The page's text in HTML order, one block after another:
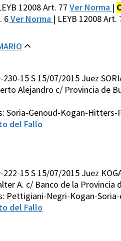
12008 Art. 77 Ver Norma |
6Ver Norma | LEYB 12008 Art.
230-15 S 15/07/2015 Juez
Alejandro c/ Provincia de
Soria-Genoud-Kogan-
del Fallo
222-15 S 15/07/2015 Juez
A. c/ Banco de la
Pettigiani-Negri-Kogan-
del Fallo